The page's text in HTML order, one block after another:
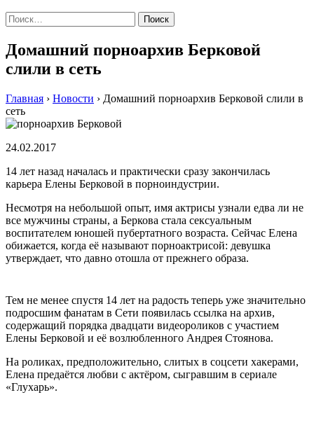
Найти:
Домашний порноархив Берковой
слили в сеть
Главная › Новости › Домашний порноархив Берковой слили в
сеть
24.02.2017
14 лет назад началась и практически сразу закончилась
карьера Елены Берковой в порноиндустрии.
Несмотря на небольшой опыт, имя актрисы узнали едва ли не
все мужчины страны, а Беркова стала сексуальным
воспитателем юношей пубертатного возраста. Сейчас Елена
обижается, когда её называют порноактрисой: девушка
утверждает, что давно отошла от прежнего образа.
Тем не менее спустя 14 лет на радость теперь уже значительно
подросшим фанатам в Сети появилась ссылка на архив,
содержащий порядка двадцати видеороликов с участием
Елены Берковой и её возлюбленного Андрея Стоянова.
На роликах, предположительно, слитых в соцсети хакерами,
Елена предаётся любви с актёром, сыгравшим в сериале
«Глухарь».